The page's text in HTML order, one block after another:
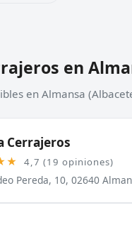
en
en Almansa
Cerrajeros
4,7 (19 opiniones)
Pereda, 10, 02640